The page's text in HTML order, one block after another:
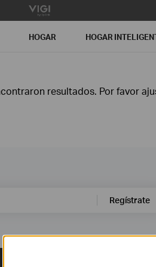
HOGAR HOGAR
resultados. Por favor
Regístrate